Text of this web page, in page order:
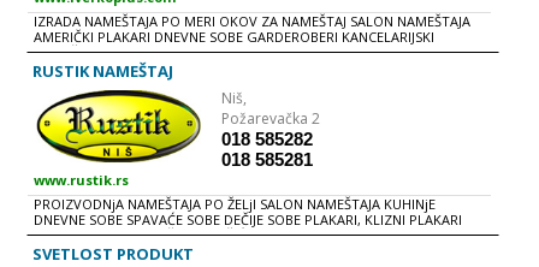
IZRADA NAMEŠTAJA PO MERI OKOV ZA NAMEŠTAJ SALON NAMEŠTAJA
AMERIČKI PLAKARI DNEVNE SOBE GARDEROBERI KANCELARIJSKI
NAMEŠTAJ KREVETI KUHINjE LOKALI PREDSOBLjA SOBE ZA DECU i
MLADE SPAVAĆE SOBE
RUSTIK NAMEŠTAJ
Niš,
Požarevačka 2
018 585282
018 585281
www.rustik.rs
PROIZVODNjA NAMEŠTAJA PO ŽELjI SALON NAMEŠTAJA KUHINjE
DNEVNE SOBE SPAVAĆE SOBE DEČIJE SOBE PLAKARI, KLIZNI PLAKARI
KANCELARIJSKI NAMEŠTAJ STOČIĆI HODNICI
SVETLOST PRODUKT